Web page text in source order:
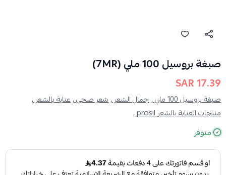
صبغة بروسيل 100 ملي (7MR)
17.39 SAR
صبغة بروسيل 100 ملي , جمال الشعر ,شعر صحي ,عناية بالشعر ,
منتجات العناية بالشعر prosil ,
متوفر